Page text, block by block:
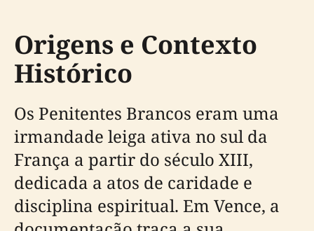
Origens e Contexto
Histórico
Os Penitentes Brancos eram uma
irmandade leiga ativa no sul da
França a partir do século XIII,
dedicada a atos de caridade e
disciplina espiritual. Em Vence, a